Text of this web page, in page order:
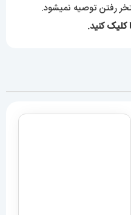
رفتن توصیه نمیشود.
کلیککنید.